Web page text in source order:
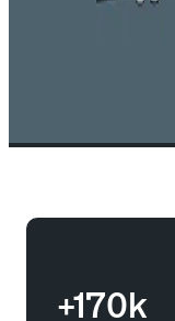
+170k